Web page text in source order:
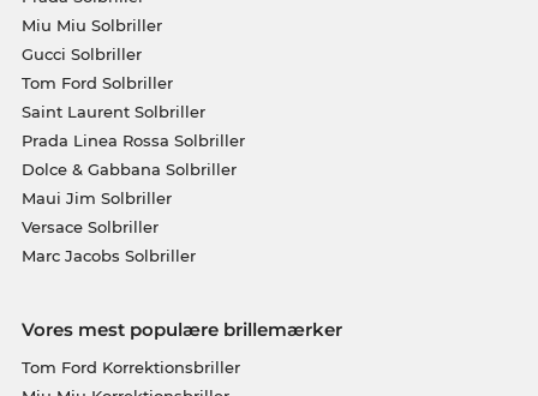
Miu Miu Solbriller
Gucci Solbriller
Tom Ford Solbriller
Saint Laurent Solbriller
Prada Linea Rossa Solbriller
Dolce & Gabbana Solbriller
Maui Jim Solbriller
Versace Solbriller
Marc Jacobs Solbriller
Vores mest populære brillemærker
Tom Ford Korrektionsbriller